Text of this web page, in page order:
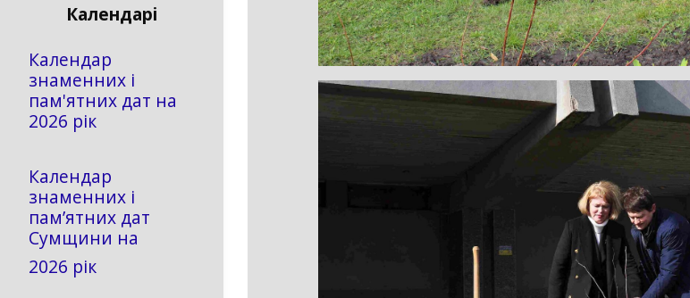
Календарі
Календар
знаменних і
пам'ятних дат на
2026 рік
Календар
знаменних і
пам’ятних дат
Сумщини на
2026 рік